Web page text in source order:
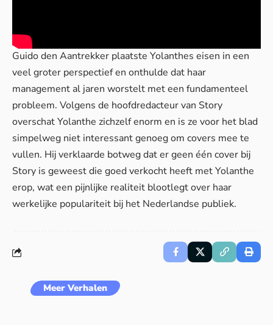
Guido den Aantrekker plaatste Yolanthes eisen in een
veel groter perspectief en onthulde dat haar
management al jaren worstelt met een fundamenteel
probleem. Volgens de hoofdredacteur van Story
overschat Yolanthe zichzelf enorm en is ze voor het blad
simpelweg niet interessant genoeg om covers mee te
vullen. Hij verklaarde botweg dat er geen één cover bij
Story is geweest die goed verkocht heeft met Yolanthe
erop, wat een pijnlijke realiteit blootlegt over haar
werkelijke populariteit bij het Nederlandse publiek.
Meer Verhalen